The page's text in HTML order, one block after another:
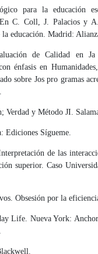
para la educación
C. Coll, J. Palacios y
educación. Madrid:
de Calidad en Ja
énfasis en
sobre Jos pro­ gramas
y Método JI.
Ediciones Sígueme.
de las
superior. Caso
Obsesión por la
Life. Nueva York: